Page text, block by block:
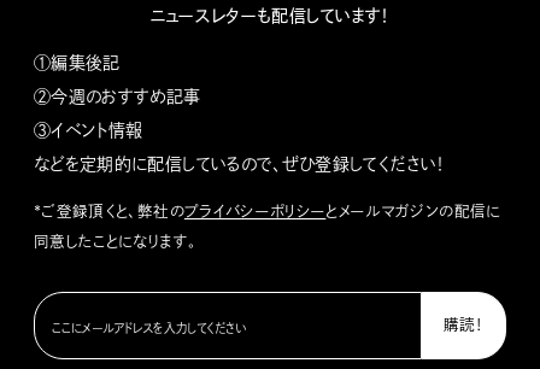
ニュースレターも配信しています！
①編集後記
②今週のおすすめ記事
③イベント情報
などを定期的に配信しているので、ぜひ登録してください！
*ご登録頂くと、弊社のプライバシーポリシーとメールマガジンの配信に
同意したことになります。